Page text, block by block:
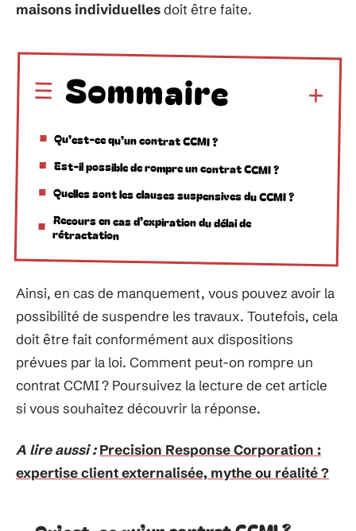
maisons individuellesdoit être faite.
Sommaire
Qu’est-ce qu’un contrat CCMI ?
Est-il possible de rompre un contrat CCMI ?
Quelles sont les clauses suspensives du CCMI ?
Recours en cas d’expiration du délai de
rétractation
Ainsi, en cas de manquement, vous pouvez avoir la
possibilité de suspendre les travaux. Toutefois, cela
doit être fait conformément aux dispositions
prévues par la loi. Comment peut-on rompre un
contrat CCMI ? Poursuivez la lecture de cet article
si vous souhaitez découvrir la réponse.
A lire aussi : Precision Response Corporation :
expertise client externalisée, mythe ou réalité ?